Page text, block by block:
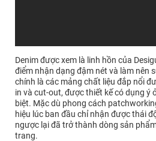
Denim được xem là linh hồn của
điểm nhận dạng đậm nét và làm nên
chính là các mảng chất liệu đắp nổi
in và cut-out, được thiết kế có dụng ý
biệt. Mặc dù phong cách
hiệu lúc ban đầu chỉ nhận được thái
ngược lại đã trở thành dòng sản
trang.